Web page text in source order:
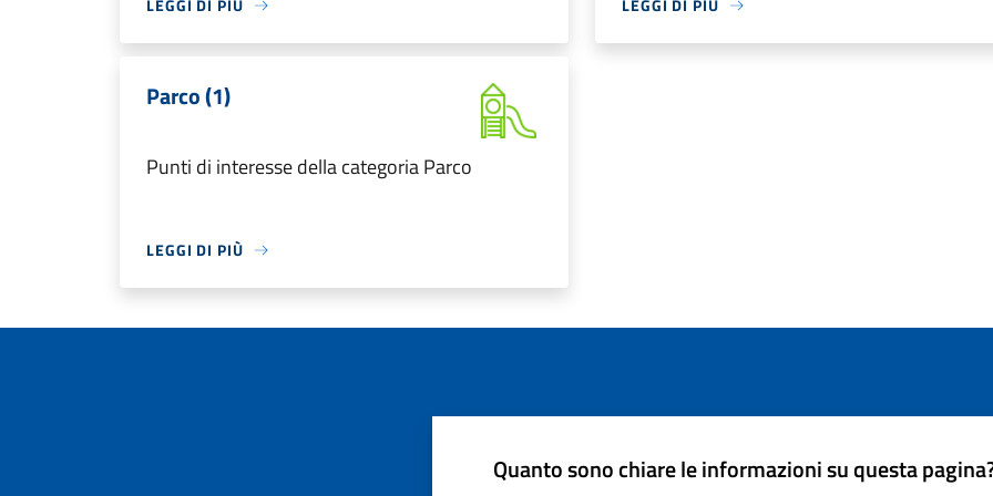
LEGGI DI PIÙ LEGGI DI PIÙ
Parco (1)
Punti di interesse della categoria Parco
LEGGI DI PIÙ
Quanto sono chiare le informazioni su questa